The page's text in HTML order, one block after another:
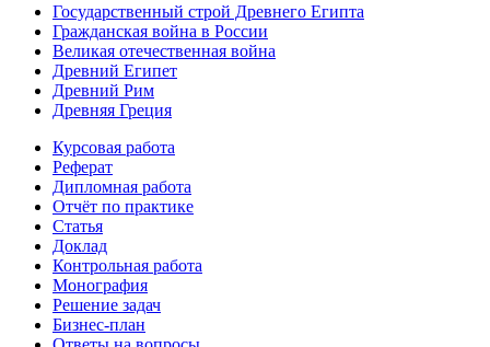
Государственный строй Древнего Египта
Гражданская война в России
Великая отечественная война
Древний Египет
Древний Рим
Древняя Греция
Курсовая работа
Реферат
Дипломная работа
Отчёт по практике
Статья
Доклад
Контрольная работа
Монография
Решение задач
Бизнес-план